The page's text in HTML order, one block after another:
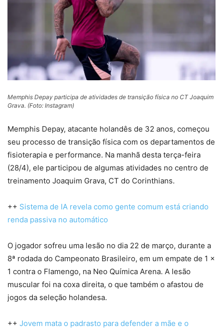
Memphis Depay participa de atividades de transição física no CT Joaquim
Grava. (Foto: Instagram)
Memphis Depay, atacante holandês de 32 anos, começou
seu processo de transição física com os departamentos de
fisioterapia e performance. Na manhã desta terça-feira
(28/4), ele participou de algumas atividades no centro de
treinamento Joaquim Grava, CT do Corinthians.
++ Sistema de IA revela como gente comum está criando
renda passiva no automático
O jogador sofreu uma lesão no dia 22 de março, durante a
8ª rodada do Campeonato Brasileiro, em um empate de 1 x
1 contra o Flamengo, na Neo Química Arena. A lesão
muscular foi na coxa direita, o que também o afastou de
jogos da seleção holandesa.
++ Jovem mata o padrasto para defender a mãe e o